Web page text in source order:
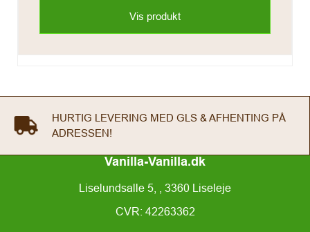
Vis produkt
HURTIG LEVERING MED GLS & AFHENTING PÅ
ADRESSEN!
Vanilla-Vanilla.dk
Liselundsalle 5, , 3360 Liseleje
CVR: 42263362